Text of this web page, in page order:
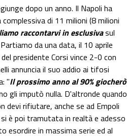
dopo un anno. Il Napoli ha
di 11 milioni (8 milioni
raccontarvi in esclusivasul
da una data, il 10 aprile
presidente Corsi vince 2-0 con
annuncia il suo addio ai tifosi
"Il prossimo anno al 90% giocherò
gli imputò nulla. D'altronde quando
devi rifiutare, anche se ad Empoli
è poi tramutata in realtà e adesso
esordire in massima serie ed al